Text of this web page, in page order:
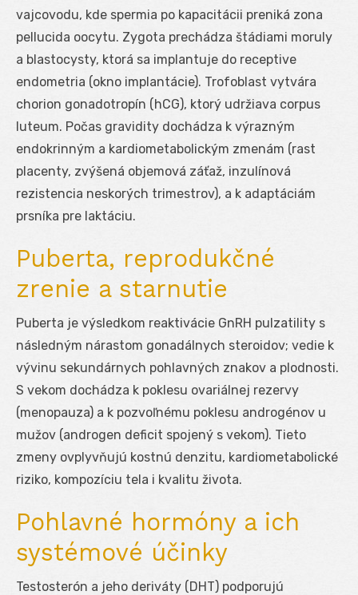
vajcovodu, kde spermia po kapacitácii preniká zona
pellucida oocytu. Zygota prechádza štádiami moruly
a blastocysty, ktorá sa implantuje do receptive
endometria (okno implantácie). Trofoblast vytvára
chorion gonadotropín (hCG), ktorý udržiava corpus
luteum. Počas gravidity dochádza k výrazným
endokrinným a kardiometabolickým zmenám (rast
placenty, zvýšená objemová záťaž, inzulínová
rezistencia neskorých trimes­trov), a k adaptáciám
prsníka pre laktáciu.
Puberta, reprodukčné
zrenie a starnutie
Puberta je výsledkom reaktivácie GnRH pulzatility s
následným nárastom gonadálnych steroidov; vedie k
vývinu sekundárnych pohlavných znakov a plodnosti.
S vekom dochádza k poklesu ovariálnej rezervy
(menopauza) a k pozvoľnému poklesu androgénov u
mužov (androgen deficit spojený s vekom). Tieto
zmeny ovplyvňujú kostnú denzitu, kardiometabolické
riziko, kompozíciu tela i kvalitu života.
Pohlavné hormóny a ich
systémové účinky
Testosterón a jeho deriváty (DHT) podporujú